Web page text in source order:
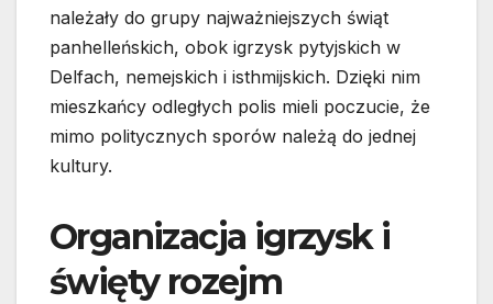
należały do grupy najważniejszych świąt
panhelleńskich, obok igrzysk pytyjskich w
Delfach, nemejskich i isthmijskich. Dzięki nim
mieszkańcy odległych polis mieli poczucie, że
mimo politycznych sporów należą do jednej
kultury.
Organizacja igrzysk i
święty rozejm